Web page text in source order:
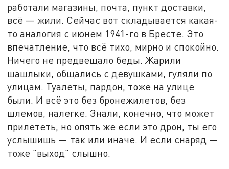
работали магазины, почта, пункт доставки,
всё — жили. Сейчас вот складывается какая-
то аналогия с июнем 1941-го в Бресте. Это
впечатление, что всё тихо, мирно и спокойно.
Ничего не предвещало беды. Жарили
шашлыки, общались с девушками, гуляли по
улицам. Туалеты, пардон, тоже на улице
были. И всё это без бронежилетов, без
шлемов, налегке. Знали, конечно, что может
прилететь, но опять же если это дрон, ты его
услышишь — так или иначе. И если снаряд —
тоже "выход" слышно.